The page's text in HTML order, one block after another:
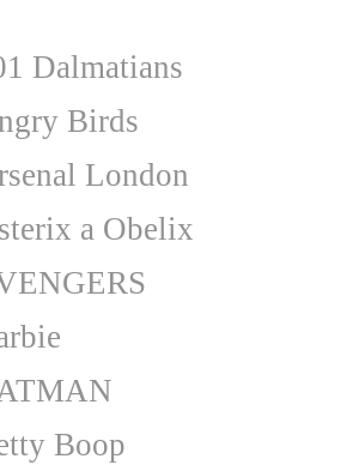
Dalmatians
Birds
London
a Obelix
Boop